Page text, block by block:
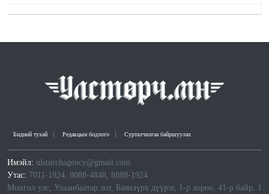
Бидний тухай Редакцын бодлого Сурталчилгаа байршуулах
Имэйл: ulsturchagency@gmail.com
Утас: 7011-1924, 8088-4848, 8888-1924
Монгол улс, Улаанбаатар хот, Баянзүрх дүүрэг, 1-р хороо, 41-р байр, 1